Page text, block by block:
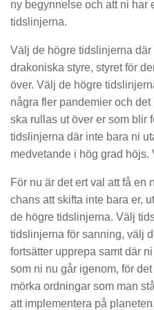
ny begynnelse och att ni har
tidslinjerna.
Välj de högre tidslinjerna
drakoniska styre, styret för
över. Välj de högre
några fler pandemier och
ska rullas ut över er som blir
tidslinjerna där inte bara ni
medvetande i hög grad höjs.
För nu är det ert val att få en
chans att skifta inte bara er,
de högre tidslinjerna. Välj
tidslinjerna för sanning, välj
fortsätter upprepa samt där
som ni nu går igenom, för
mörka ordningar som man
att implementera på